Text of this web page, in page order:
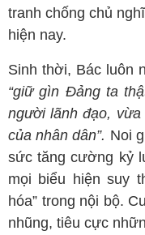
tranh chống chủ
hiện nay.
Sinh thời, Bác luôn
“giữ gìn Đảng ta
người lãnh đạo,
của nhân dân”. Noi
sức tăng cường kỷ
mọi biểu hiện suy
hóa” trong nội bộ.
nhũng, tiêu cực